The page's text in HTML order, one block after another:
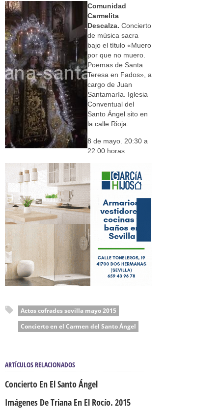
Comunidad
Carmelita
Descalza. Concierto
de música sacra
bajo el título «Muero
por que no muero.
Poemas de Santa
Teresa en Fados», a
cargo de Juan
Santamaría. Iglesia
Conventual del
Santo Ángel sito en
la calle Rioja.
8 de mayo. 20:30 a
22:00 horas
Actos cofrades sevilla mayo 2015
Concierto en el Carmen del Santo Ángel
ARTÍCULOS RELACIONADOS
Concierto En El Santo Ángel
Imágenes De Triana En El Rocío. 2015